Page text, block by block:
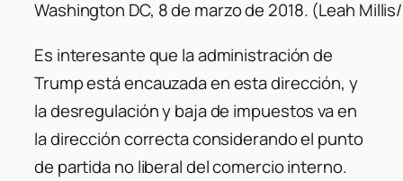
Washington DC, 8 de marzo de 2018. (Leah
Es interesante que la administración de
Trump está encauzada en esta dirección, y
la desregulación y baja de impuestos va en
la dirección correcta considerando el punto
de partida no liberal del comercio interno.